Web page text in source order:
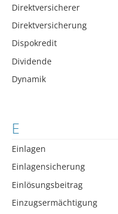
Direktversicherer
Direktversicherung
Dispokredit
Dividende
Dynamik
E
Einlagen
Einlagensicherung
Einlösungsbeitrag
Einzugsermächtigung